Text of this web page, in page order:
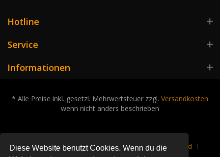
Diese Website benutzt Cookies. Wenn du die
Hotline
Service
Informationen
* Alle Preise inkl. gesetzl. Mehrwertsteuer zzgl. Versandkosten
wenn nicht anders beschrieben
Cookie-Einstellungen Über uns Kontakt Versand